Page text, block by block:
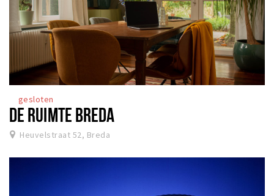
gesloten
DE RUIMTE BREDA
Heuvelstraat 52, Breda